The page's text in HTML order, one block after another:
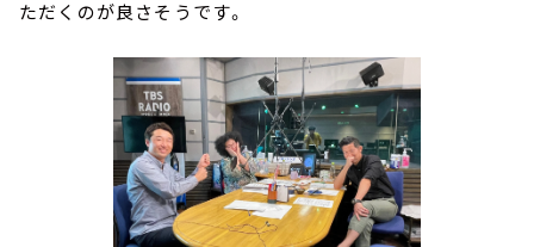
ただくのが良さそうです。